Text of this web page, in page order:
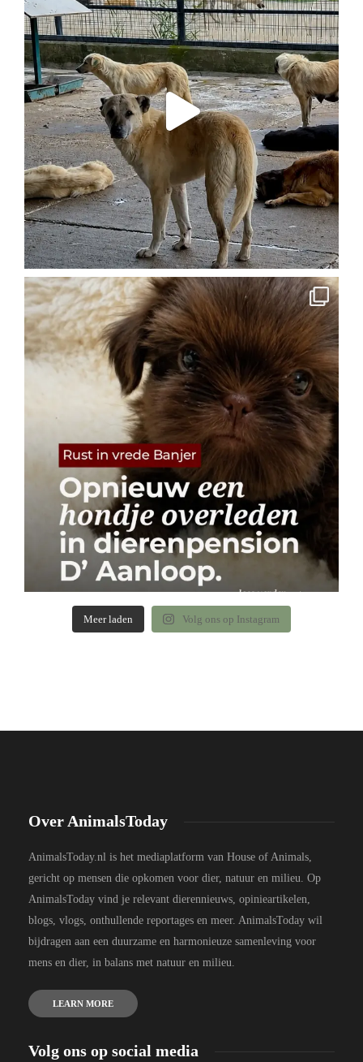
Meer laden Volg ons op Instagram
Over AnimalsToday
AnimalsToday.nl is het mediaplatform van House of Animals,
gericht op mensen die opkomen voor dier, natuur en milieu. Op
AnimalsToday vind je relevant dierennieuws, opinieartikelen,
blogs, vlogs, onthullende reportages en meer. AnimalsToday wil
bijdragen aan een duurzame en harmonieuze samenleving voor
mens en dier, in balans met natuur en milieu.
LEARN MORE
Volg ons op social media